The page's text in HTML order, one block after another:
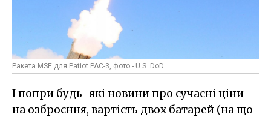
Ракета MSE для Patiot PAC-3, фото - U.S. DoD
І попри будь-які новини про сучасні ціни
на озброєння, вартість двох батарей (на що